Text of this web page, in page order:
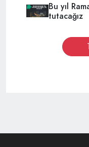
Bu yıl
tutacağız